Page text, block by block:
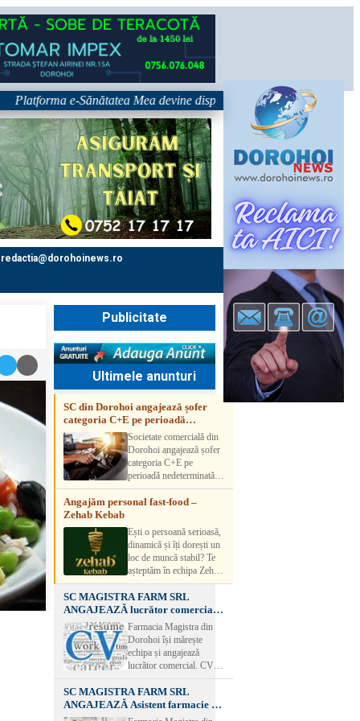
e-Sănătatea Mea devine disponibilă pe 1 septembrie:
redactia@dorohoinews.ro
Publicitate
Ultimele anunturi
SC din Dorohoi angajează șofer
categoria C+E pe perioadă
nedeterminatăSocietate comercială din
Dorohoi angajează șofer
categoria C+E pe
perioadă nedeterminată.
Candidatul trebuie să
aibă experiență și atestat
detalii, vă rog să sunați la
numărul de telefon.
Angajăm personal fast-food –
Zehab Kebab
Ești o persoană serioasă,
dinamică și îți dorești un
loc de muncă stabil? Te
așteptăm în echipa Zehab
Kebab! Posturi
disponibile: -
SHAORMAR AJUTOR
BUCATAR 2/posturi -
LUCRATOR
COMERCIAL
VANZATOR /2 posturi
muncă Program flexibil
Salariu motivant, în
funcție de experienț
SC MAGISTRA FARM SRL
ANGAJEAZĂ lucrător comercial –
DOROHOI
Farmacia Magistra din
Dorohoi își mărește
echipa și angajează
lucrător comercial. CV-
urile se pot depune: * la
sediul Farmaciei
Magistra – Bulevardul
Victoriei nr. 23, Dorohoi
SC MAGISTRA FARM SRL
ANGAJEAZĂ Asistent farmacie –
DOROHOI